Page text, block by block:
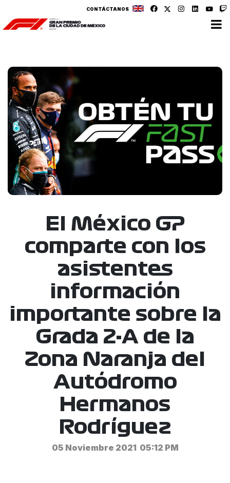
CONTÁCTANOS
El México GP
comparte con los
asistentes
información
importante sobre la
Grada 2-A de la
Zona Naranja del
Autódromo
Hermanos
Rodríguez
05 Noviembre 2021 05:12 PM